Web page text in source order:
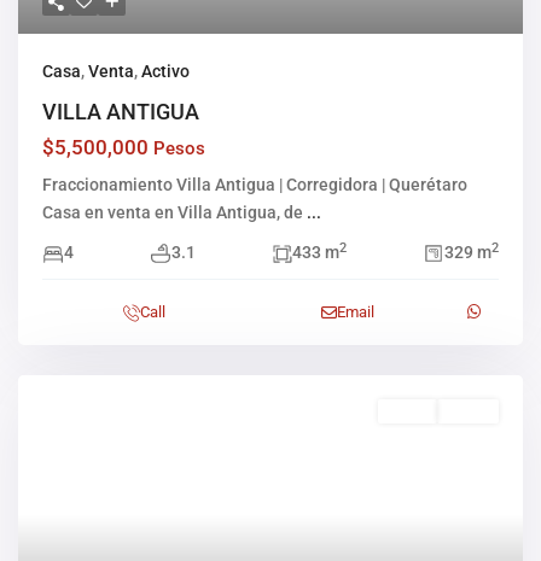
Casa,Venta,Activo
VILLA ANTIGUA
$5,500,000 Pesos
Fraccionamiento Villa Antigua | Corregidora | Querétaro
Casa en venta en Villa Antigua, de ...
4 3.1 433 m2 329 m2
Call Email